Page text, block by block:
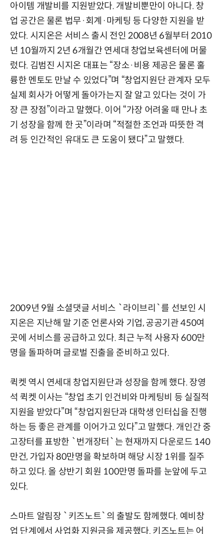
아이템 개발비를 지원받았다. 개발비뿐만이 아니다. 창
업 공간은 물론 법무·회계·마케팅 등 다양한 지원을 받
았다. 시지온은 서비스 출시 전인 2008년 6월부터 2010
년 10월까지 2년 6개월간 연세대 창업보육센터에 머물
렀다. 김범진 시지온 대표는 “장소·비용 제공은 물론 훌
륭한 멘토도 만날 수 있었다”며 “창업지원단 관계자 모두
실제 회사가 어떻게 돌아가는지 잘 알고 있다는 것이 가
장 큰 장점”이라고 말했다. 이어 “가장 어려울 때 만나 초
기 성장을 함께 한 곳”이라며 “적절한 조언과 따뜻한 격
려 등 인간적인 유대도 큰 도움이 됐다”고 말했다.
2009년 9월 소셜댓글 서비스 `라이브리`를 선보인 시
지온은 지난해 말 기준 언론사와 기업, 공공기관 450여
곳에 서비스를 공급하고 있다. 최근 누적 사용자 600만
명을 돌파하며 글로벌 진출을 준비하고 있다.
퀵켓 역시 연세대 창업지원단과 성장을 함께 했다. 장영
석 퀵켓 이사는 “창업 초기 인건비와 마케팅비 등 실질적
지원을 받았다”며 “창업지원단과 대학생 인터십을 진행
하는 등 좋은 관계를 이어가고 있다”고 말했다. 개인간 중
고장터를 표방한 `번개장터`는 현재까지 다운로드 140
만건, 가입자 80만명을 확보하며 해당 시장 1위를 질주
하고 있다. 올 상반기 회원 100만명 돌파를 눈앞에 두고
있다.
스마트 알림장 `키즈노트`의 출발도 함께했다. 예비창
업 단계에서 사업화 지원금을 제공했다. 키즈노트는 어